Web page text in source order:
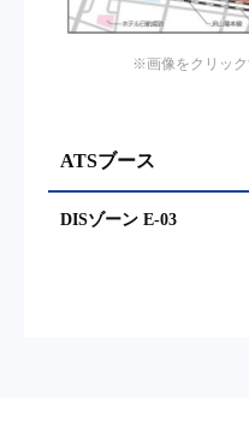
※画像をクリック
ATSブース
DISゾーン E-03